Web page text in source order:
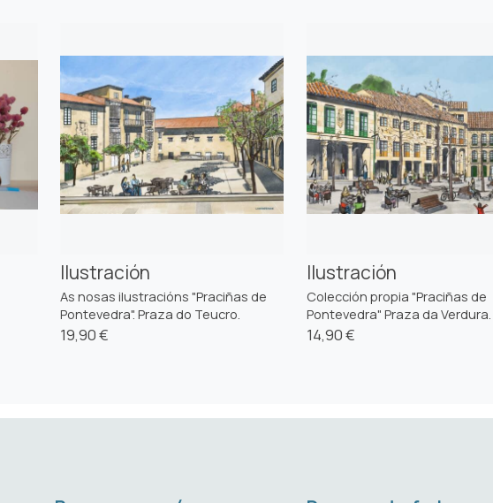
Ilustración
As nosas ilustracións "Praciñas de
Pontevedra". Praza do Teucro.
19,90 €
Ilustración
Colección propia "Praciñas de
Pontevedra" Praza da Verdura.
14,90 €